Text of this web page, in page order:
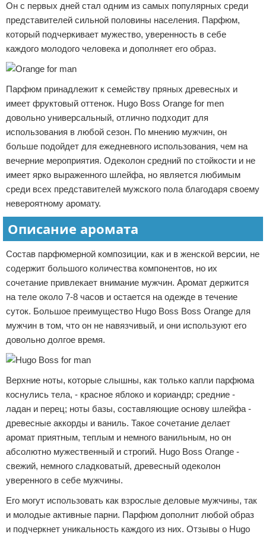
Он с первых дней стал одним из самых популярных среди
представителей сильной половины населения. Парфюм,
который подчеркивает мужество, уверенность в себе
каждого молодого человека и дополняет его образ.
Парфюм принадлежит к семейству пряных древесных и
имеет фруктовый оттенок. Hugo Boss Orange for men
довольно универсальный, отлично подходит для
использования в любой сезон. По мнению мужчин, он
больше подойдет для ежедневного использования, чем на
вечерние мероприятия. Одеколон средний по стойкости и не
имеет ярко выраженного шлейфа, но является любимым
среди всех представителей мужского пола благодаря своему
невероятному аромату.
Описание аромата
Состав парфюмерной композиции, как и в женской версии, не
содержит большого количества компонентов, но их
сочетание привлекает внимание мужчин. Аромат держится
на теле около 7-8 часов и остается на одежде в течение
суток. Большое преимущество Hugo Boss Boss Orange для
мужчин в том, что он не навязчивый, и они используют его
довольно долгое время.
Верхние ноты, которые слышны, как только капли парфюма
коснулись тела, - красное яблоко и кориандр; средние -
ладан и перец; ноты базы, составляющие основу шлейфа -
древесные аккорды и ваниль. Такое сочетание делает
аромат приятным, теплым и немного ванильным, но он
абсолютно мужественный и строгий. Hugo Boss Orange -
свежий, немного сладковатый, древесный одеколон
уверенного в себе мужчины.
Его могут использовать как взрослые деловые мужчины, так
и молодые активные парни. Парфюм дополнит любой образ
и подчеркнет уникальность каждого из них. Отзывы о Hugo